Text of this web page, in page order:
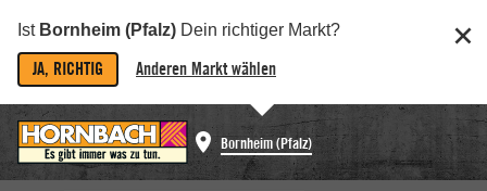
Ist Bornheim (Pfalz) Dein richtiger Markt?
JA, RICHTIG Anderen Markt wählen
Bornheim (Pfalz)